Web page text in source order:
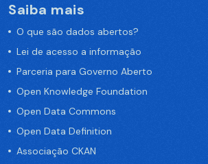
Saiba mais
O que são dados abertos?
Lei de acesso a informação
Parceria para Governo Aberto
Open Knowledge Foundation
Open Data Commons
Open Data Definition
Associação CKAN